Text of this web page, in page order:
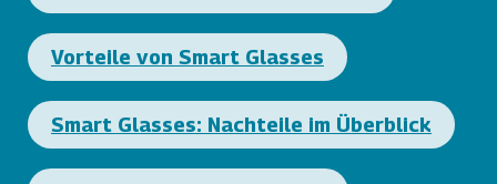
Vorteile von Smart Glasses
Smart Glasses: Nachteile im Überblick